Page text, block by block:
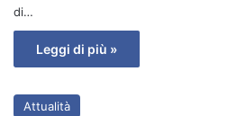
di…
Leggi di più »
Attualità